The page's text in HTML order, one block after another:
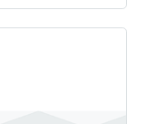
けではないで
ように見える人
えてい…